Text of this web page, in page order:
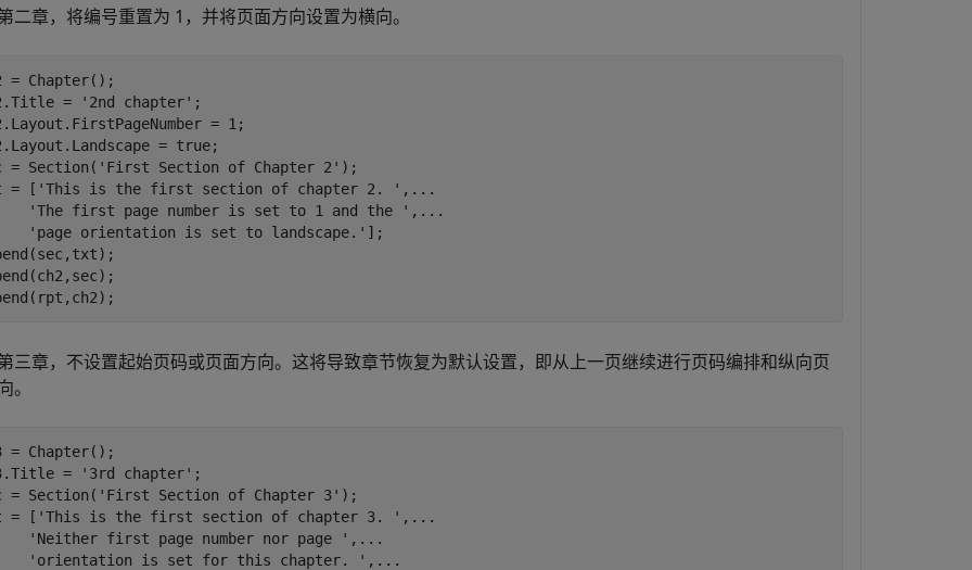
二章，将编号重置为 1，并将页面方向设置为横向。
= Chapter();
=
'2nd chapter' ;
= 1;
= true;
= Section( 'First Section of Chapter 2' );
= [ 'This is the first section of chapter 2. ' , ...
'The first page number is set to 1 and the ' , ...
'page orientation is set to landscape.' ];
三章，不设置起始页码或页面方向。这将导致章节恢复为默认设置，即从上一页继续进行页码编排和纵向页
。
= Chapter();
=
'3rd chapter' ;
= Section( 'First Section of Chapter 3' );
= [ 'This is the first section of chapter 3. ' , ...
'Neither first page number nor page ' , ...
'orientation is set for this chapter. ' , ...